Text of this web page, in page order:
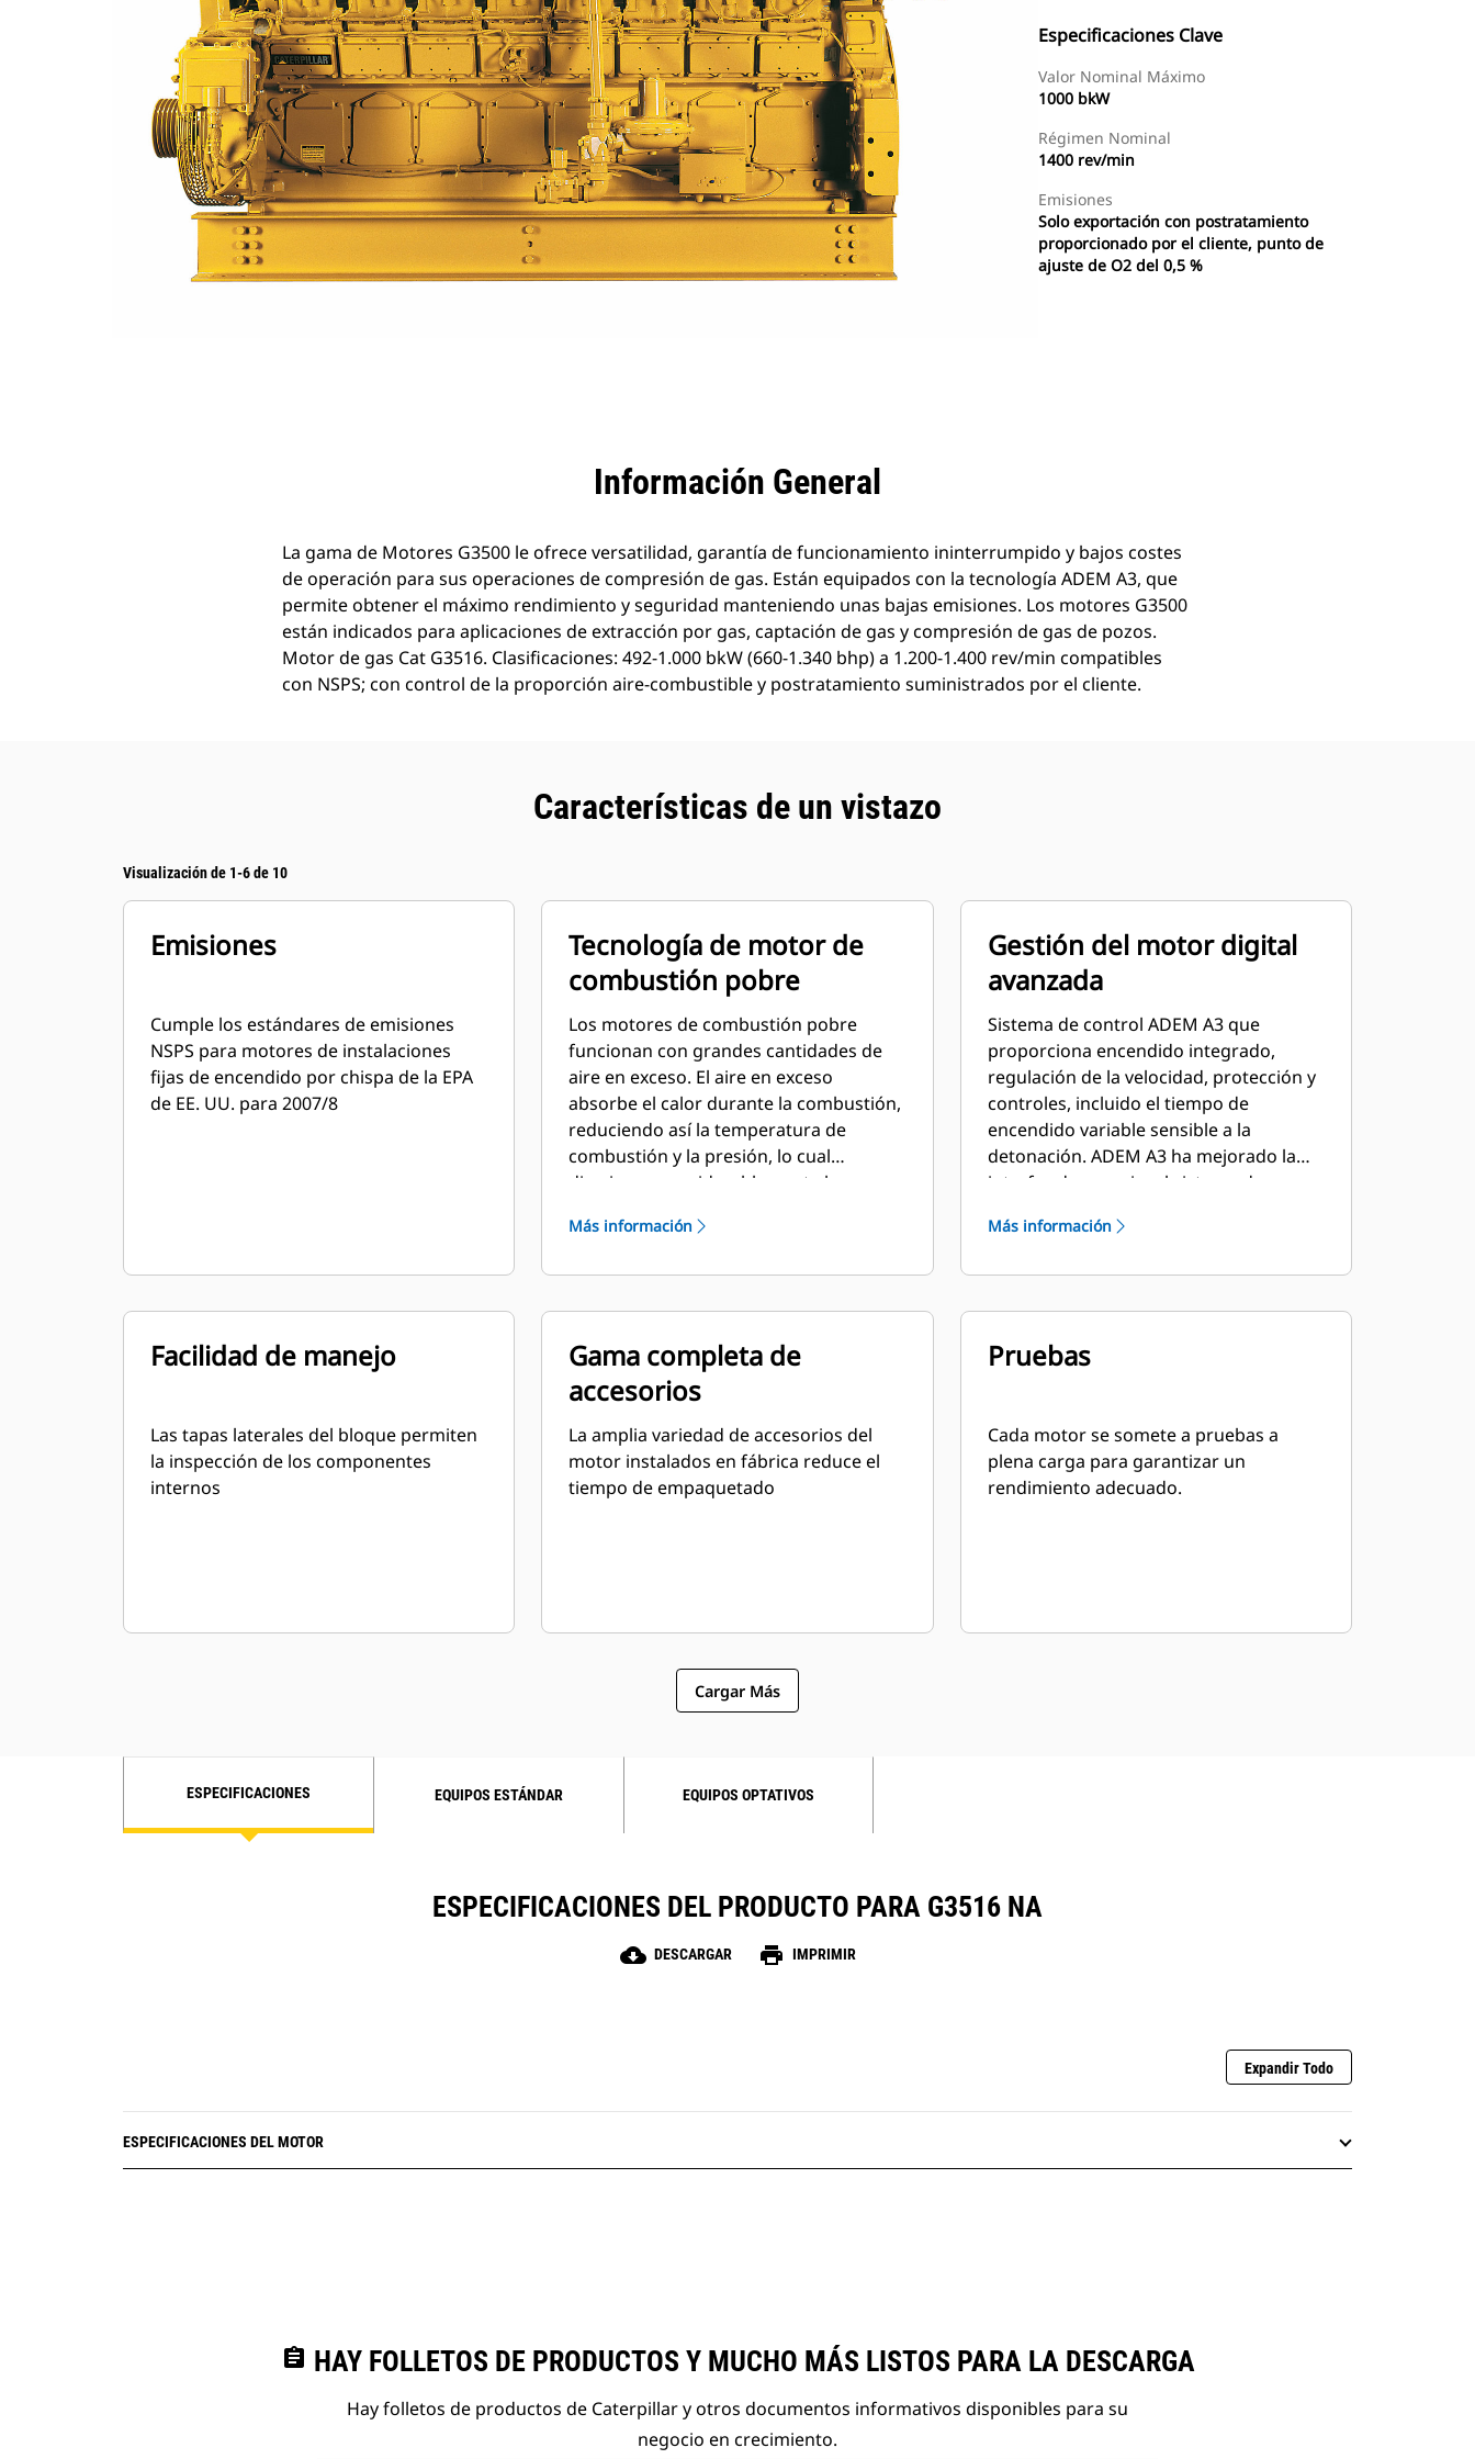
Especificaciones Clave
Valor Nominal Máximo
1000 bkW
Régimen Nominal
1400 rev/min
Emisiones
Solo exportación con postratamiento
proporcionado por el cliente, punto de
ajuste de O2 del 0,5 %
Información General
La gama de Motores G3500 le ofrece versatilidad, garantía de funcionamiento ininterrumpido y bajos costes
de operación para sus operaciones de compresión de gas. Están equipados con la tecnología ADEM A3, que
permite obtener el máximo rendimiento y seguridad manteniendo unas bajas emisiones. Los motores G3500
están indicados para aplicaciones de extracción por gas, captación de gas y compresión de gas de pozos.
Motor de gas Cat G3516. Clasificaciones: 492-1.000 bkW (660-1.340 bhp) a 1.200-1.400 rev/min compatibles
con NSPS; con control de la proporción aire-combustible y postratamiento suministrados por el cliente.
Características de un vistazo
Visualización de 1-6 de 10
Emisiones
Cumple los estándares de emisiones
NSPS para motores de instalaciones
fijas de encendido por chispa de la EPA
de EE. UU. para 2007/8
Tecnología de motor de
combustión pobre
Los motores de combustión pobre
funcionan con grandes cantidades de
aire en exceso. El aire en exceso
absorbe el calor durante la combustión,
reduciendo así la temperatura de
combustión y la presión, lo cual
disminuye considerablemente los
pobre también prolonga la vida útil de
Más información
Gestión del motor digital
avanzada
Sistema de control ADEM A3 que
proporciona encendido integrado,
regulación de la velocidad, protección y
controles, incluido el tiempo de
encendido variable sensible a la
detonación. ADEM A3 ha mejorado la
interfaz de usuario, el sistema de
los diagnósticos del sistema.
Más información
Facilidad de manejo
Las tapas laterales del bloque permiten
la inspección de los componentes
internos
Gama completa de
accesorios
La amplia variedad de accesorios del
motor instalados en fábrica reduce el
tiempo de empaquetado
Pruebas
Cada motor se somete a pruebas a
plena carga para garantizar un
rendimiento adecuado.
Cargar Más
ESPECIFICACIONES EQUIPOS ESTÁNDAR EQUIPOS OPTATIVOS
ESPECIFICACIONES DEL PRODUCTO PARA G3516 NA
cloud_download DESCARGAR print IMPRIMIR
Expandir Todo
ESPECIFICACIONES DEL MOTOR
assignment HAY FOLLETOS DE PRODUCTOS Y MUCHO MÁS LISTOS PARA LA DESCARGA
Hay folletos de productos de Caterpillar y otros documentos informativos disponibles para su
negocio en crecimiento.